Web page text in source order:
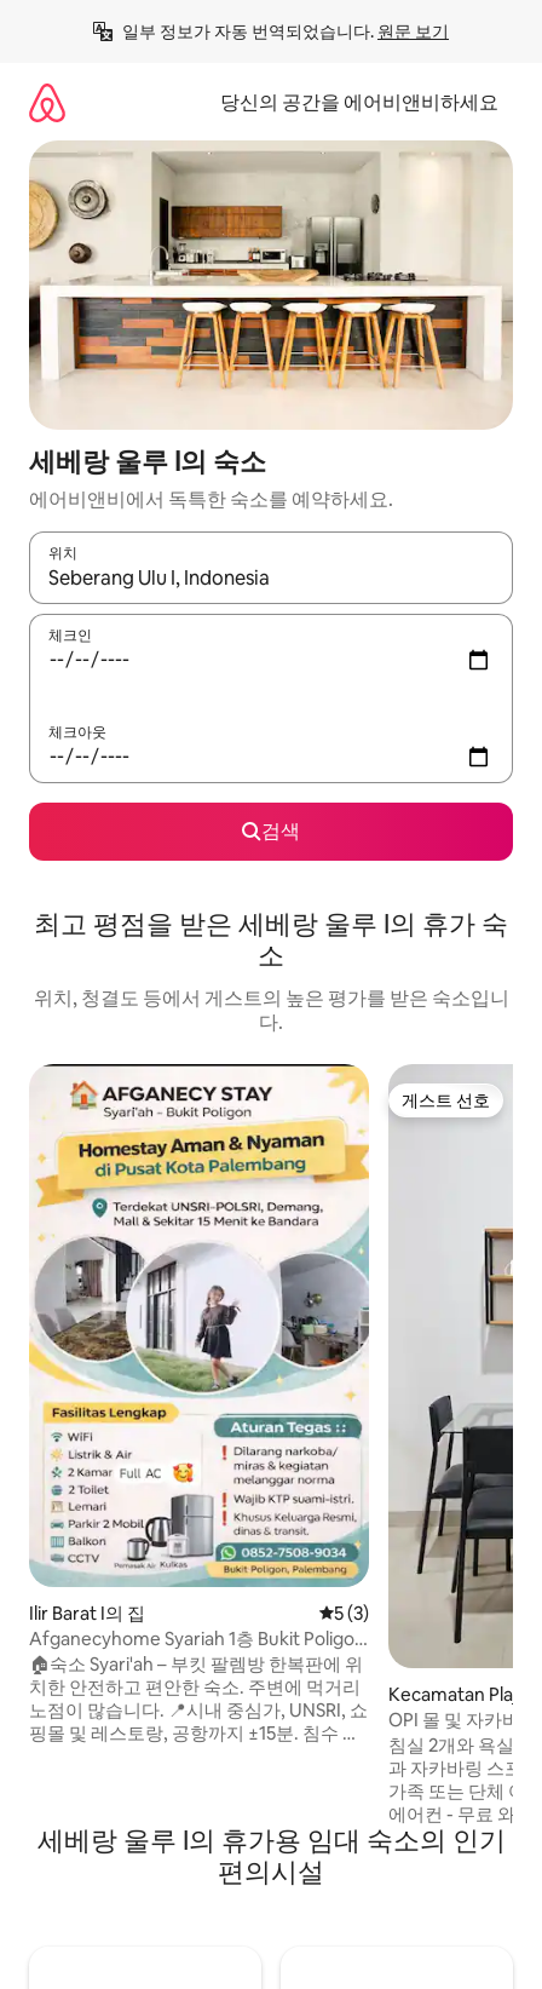
일부 정보가 자동 번역되었습니다. 원문 보기
당신의 공간을 에어비앤비하세요
세베랑 울루 I의 숙소
에어비앤비에서 독특한 숙소를 예약하세요.
위치
결과가 나오면 위·아래 화살표 키를 사용하거나 터치 또는 스와이
체크인
체크아웃
검색
최고 평점을 받은 세베랑 울루 I의 휴가 숙
소
위치, 청결도 등에서 게스트의 높은 평가를 받은 숙소입니
다.
Ilir Barat I의 집 평점 5점(5점 만점), 후기 3
5 (3)
Afganecyhome Syariah 1층 Bukit Poligon
Palembang
🏠숙소 Syari'ah – 부킷 팔렘방 한복판에 위
치한 안전하고 편안한 숙소. 주변에 먹거리
노점이 많습니다. 📍시내 중심가, UNSRI, 쇼
핑몰 및 레스토랑, 공항까지 ±15분. 침수 없
+ 카펫/매트, 화장실 2개, 옷장, 식탁, 주차
장, 발코니, CCTV 엄격: 🙏🏻 게스트 여러분
께서 외부에서 흡연해 주시면 감사하겠습
게스트 선호
게스트 선호
Kecamatan Plaju
OPI 몰 및 자카바
스 2 침실
침실 2개와 욕실 2
과 자카바링 스포
가족 또는 단체 여
에어컨 - 무료 와이
트 TV - 파이오니
임비디오 - 세탁기,
세베랑 울루 I의 휴가용 임대 숙소의 인기
편의시설